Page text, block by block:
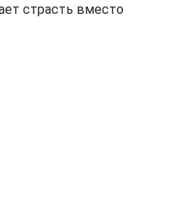
страсть вместо